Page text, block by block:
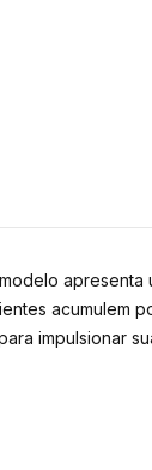
apresenta
acumulem
impulsionar